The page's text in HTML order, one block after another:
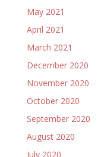
May 2021
April 2021
March 2021
December 2020
November 2020
October 2020
September 2020
August 2020
July 2020